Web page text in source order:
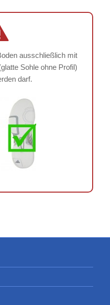
ausschließlich mit
Sohle ohne Profil)
darf.